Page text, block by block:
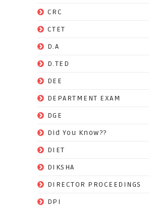
CRC
CTET
D.A
D.TED
DEE
DEPARTMENT EXAM
DGE
Did You Know??
DIET
DIKSHA
DIRECTOR PROCEEDINGS
DPI